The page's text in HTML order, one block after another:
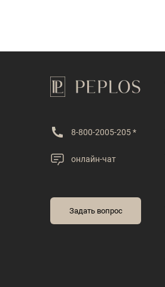
8-800-2005-205 *
онлайн-чат
Задать вопрос